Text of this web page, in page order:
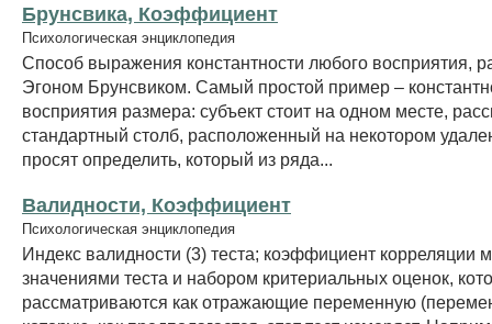
Брунсвика, Коэффициент
Психологическая энциклопедия
Способ выражения константности любого восприятия,
Эгоном Брунсвиком. Самый простой пример –
восприятия размера: субъект стоит на одном месте,
стандартный столб, расположенный на некотором
просят определить, который из ряда...
Валидности, Коэффициент
Психологическая энциклопедия
Индекс валидности (3) теста; коэффициент корреляции
значениями теста и набором критериальных оценок,
рассматриваются как отражающие переменную